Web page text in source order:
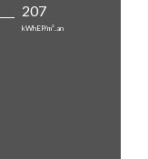
207
kWhEP/m².an